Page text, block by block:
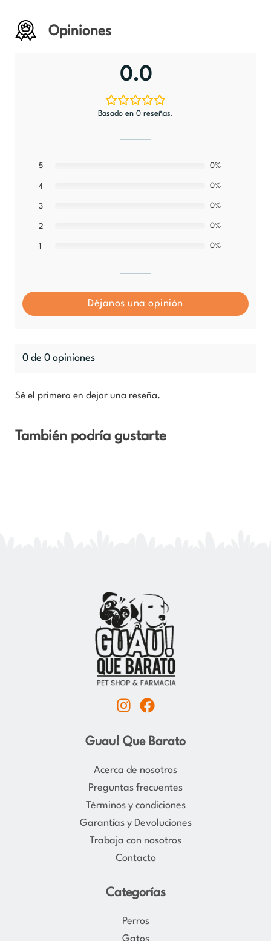
Opiniones
0.0
Basado en 0 reseñas.
5 0%
4 0%
3 0%
2 0%
1 0%
Déjanos una opinión
0 de 0 opiniones
Sé el primero en dejar una reseña.
También podría gustarte
I
s
t
a
r
a
m
F
c
e
b
o
k
Guau! Que Barato
Acerca de nosotros
Preguntas frecuentes
Términos y condiciones
Garantías y Devoluciones
Trabaja con nosotros
Contacto
Categorías
Perros
Gatos